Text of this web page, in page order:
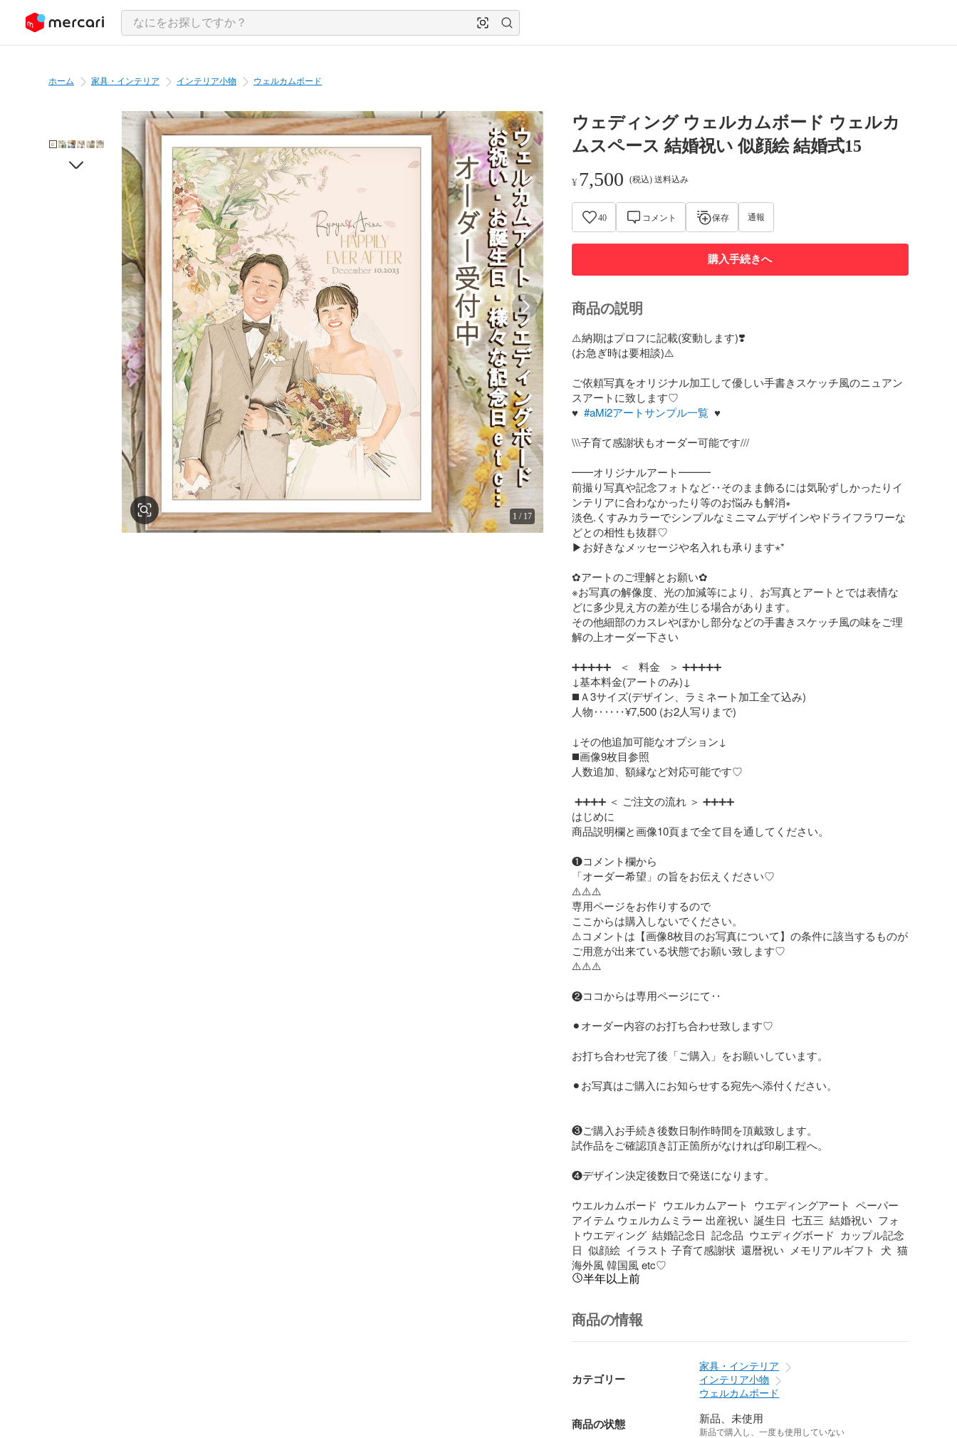
ツにスキップ
ホーム 家具・インテリア インテリア小物 ウェルカムボード
1 / 17
ウェディング ウェルカムボード ウェルカ
ムスペース 結婚祝い 似顔絵 結婚式15
¥ 7,500 (税込) 送料込み
40 コメント 保存 通報
購入手続きへ
商品の説明
⚠️納期はプロフに記載(変動します)❣️
(お急ぎ時は要相談)⚠️
ご依頼写真をオリジナル加工して優しい手書きスケッチ風のニュアン
スアートに致します♡
♥️ #aMi2アートサンプル一覧
  ♥️
\\\子育て感謝状もオーダー可能です///
━━オリジナルアート━━━
前撮り写真や記念フォトなど‥そのまま飾るには気恥ずしかったりイ
ンテリアに合わなかったり等のお悩みも解消∗
淡色.くすみカラーでシンプルなミニマムデザインやドライフラワーな
どとの相性も抜群♡
▶お好きなメッセージや名入れも承ります⋆︎*
✿アートのご理解とお願い✿
※お写真の解像度、光の加減等により、お写真とアートとでは表情な
どに多少見え方の差が生じる場合があります。
その他細部のカスレやぼかし部分などの手書きスケッチ風の味をご理
解の上オーダー下さい
➕➕➕➕➕   ＜   料金   ＞ ➕➕➕➕➕
↓基本料金(アートのみ)↓
◼️Ａ3サイズ(デザイン、ラミネート加工全て込み)
人物‥‥‥¥7,500 (お2人写りまで)
↓その他追加可能なオプション↓
◼️画像9枚目参照
人数追加、額縁など対応可能です♡
はじめに
商品説明欄と画像10頁まで全て目を通してください。
❶コメント欄から
「オーダー希望」の旨をお伝えください♡
⚠️⚠️⚠️
専用ページをお作りするので
ここからは購入しないでください。
⚠️コメントは【画像8枚目のお写真について】の条件に該当するものが
ご用意が出来ている状態でお願い致します♡
⚠️⚠️⚠️
❷ココからは専用ページにて‥
⚫︎オーダー内容のお打ち合わせ致します♡
お打ち合わせ完了後「ご購入」をお願いしています。
⚫︎お写真はご購入にお知らせする宛先へ添付ください。
❸ご購入お手続き後数日制作時間を頂戴致します。
試作品をご確認頂き訂正箇所がなければ印刷工程へ。
❹デザイン決定後数日で発送になります。
ウエルカムボード  ウエルカムアート  ウエディングアート  ペーパー
アイテム ウェルカムミラー 出産祝い  誕生日  七五三  結婚祝い  フォ
トウエディング  結婚記念日  記念品  ウエディグボード  カップル記念
日  似顔絵  イラスト 子育て感謝状  還暦祝い  メモリアルギフト  犬  猫
海外風 韓国風 etc♡
半年以上前
商品の情報
カテゴリー
家具・インテリア
インテリア小物
ウェルカムボード
商品の状態 新品、未使用
新品で購入し、一度も使用していない